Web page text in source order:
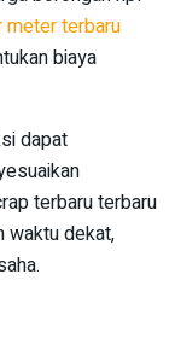
meter terbaru
biaya
dapat
terbaru terbaru
waktu dekat,